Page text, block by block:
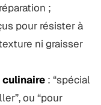
;
pour résister à
ni graisser
culinaire: “spécial
ou “pour